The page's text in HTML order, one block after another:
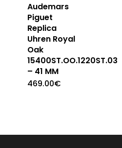
Audemars
Piguet
Replica
Uhren Royal
Oak
15400ST.OO.1220ST.03
– 41 MM
469.00€